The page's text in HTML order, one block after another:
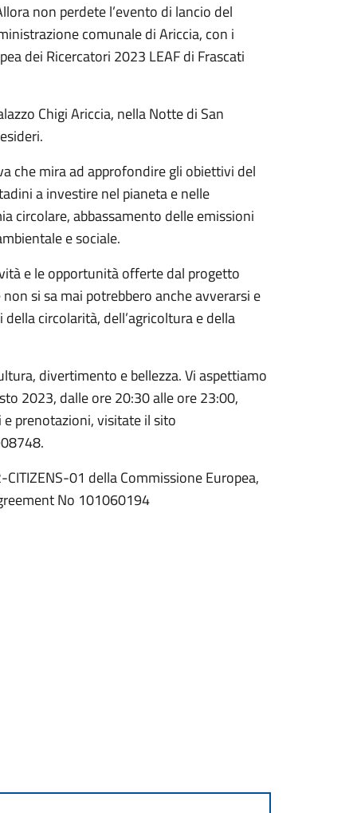
non perdete l’evento di lancio del
comunale di Ariccia, con i
dei Ricercatori 2023 LEAF di Frascati
Chigi Ariccia, nella Notte di San
che mira ad approfondire gli obiettivi del
a investire nel pianeta e nelle
circolare, abbassamento delle emissioni
e sociale.
e le opportunità offerte dal progetto
si sa mai potrebbero anche avverarsi e
circolarità, dell’agricoltura e della
divertimento e bellezza. Vi aspettiamo
2023, dalle ore 20:30 alle ore 23:00,
prenotazioni, visitate il sito
01 della Commissione Europea,
No 101060194